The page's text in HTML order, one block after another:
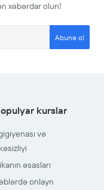
xəbərdar olun!
Abunə ol
kurslar
və
əsasları
onlayn